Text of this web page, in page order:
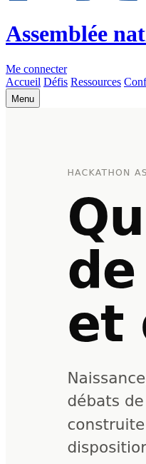
Assemblée
Me connecter
Accueil Défis Ressources
Menu